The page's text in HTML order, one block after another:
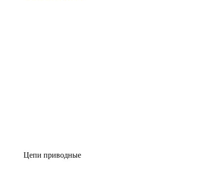
Цепи приводные